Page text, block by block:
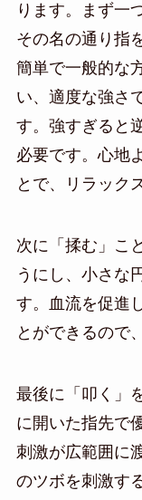
ります。まず一
その名の通り指
簡単で一般的な
い、適度な強さ
す。強すぎると
必要です。心地
とで、リラック
次に「揉む」こ
うにし、小さな
す。血流を促進
とができるので
最後に「叩く」
に開いた指先で
刺激が広範囲に
のツボを刺激す